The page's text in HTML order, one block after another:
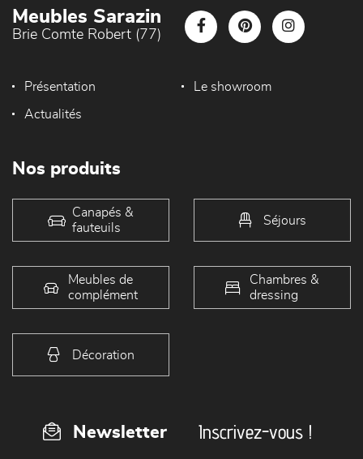
Meubles Sarazin
Brie Comte Robert (77)
Présentation Le showroom
Actualités
Nos produits
Canapés &
fauteuils
Séjours
Meubles de
complément
Chambres &
dressing
Décoration
Newsletter Inscrivez-vous !